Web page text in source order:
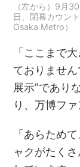
（左から）9月
日、閉幕カウン
Osaka Metro）
「ここまで
ておりませ
展示”であり
り、万博フ
「あらため
ャクがたく